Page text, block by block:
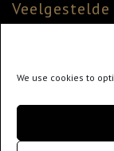
We use cookies to
Veelgestelde
Veelgestelde